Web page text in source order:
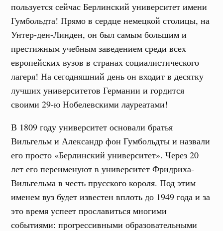
пользуется сейчас Берлинский университет имени
Гумбольдта! Прямо в сердце немецкой столицы, на
Унтер-ден-Линден, он был самым большим и
престижным учебным заведением среди всех
европейских вузов в странах социалистического
лагеря! На сегодняшний день он входит в десятку
лучших университетов Германии и гордится
своими 29-ю Нобелевскими лауреатами!
В 1809 году университет основали братья
Вильгельм и Александр фон Гумбольдты и назвали
его просто «Берлинский университет». Через 20
лет его переименуют в университет Фридриха-
Вильгельма в честь прусского короля. Под этим
именем вуз будет известен вплоть до 1949 года и за
это время успеет прославиться многими
событиями: прогрессивными образовательными